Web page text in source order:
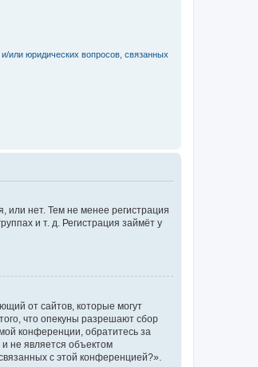
или юридических вопросов, связанных
или нет. Тем не менее регистрация
и т. д. Регистрация займёт у
от сайтов, которые могут
что опекуны разрешают сбор
конференции, обратитесь за
не является объектом
с этой конференцией?».